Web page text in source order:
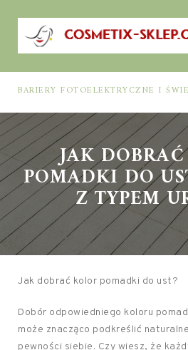
BARIERY FOTOELEKTRYCZNE I ŚWIETLNE KURTYNY: JAK DOBRAĆ ROZWIĄZANIE DO BEZPIECZEŃSTWA FUNKCJONALNEGO (MUTING, BLANKING, TYP 2 I TYP 4)
JAK DOBRAĆ
POMADKI DO
Z TYPEM
Jak dobrać kolor pomadki do ust?
Dobór odpowiedniego koloru
może znacząco podkreślić
pewności siebie. Czy wiesz, że